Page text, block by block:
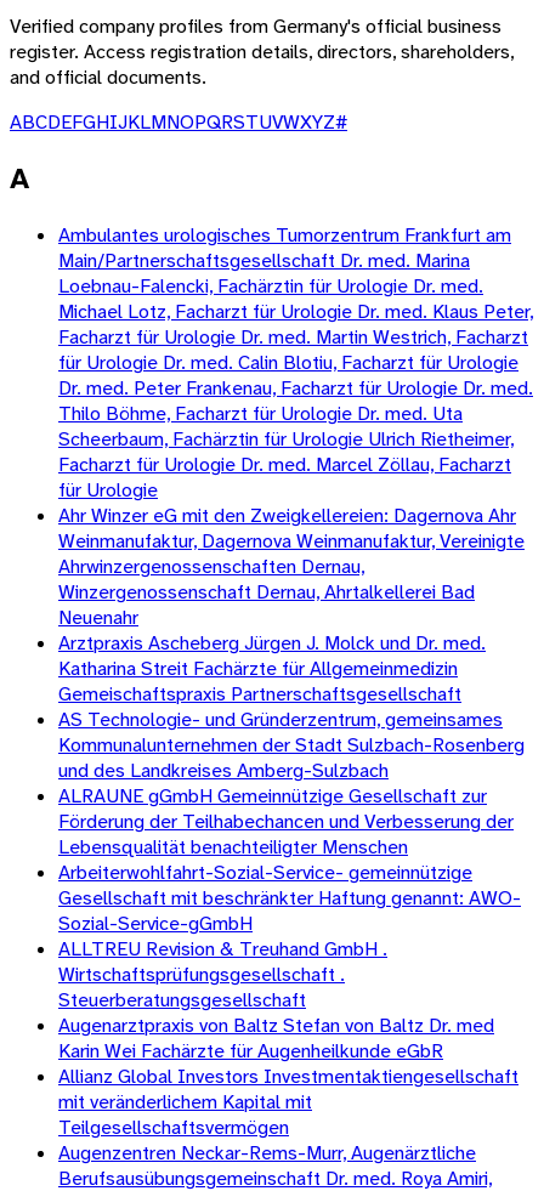
Verified company profiles fromGermany's official business
register. Access registration details, directors, shareholders,
and official documents.
ABCDEFGHIJKLMNOPQRSTUVWXYZ#
A
Ambulantes urologisches Tumorzentrum Frankfurt am
Main/Partnerschaftsgesellschaft Dr. med. Marina
Loebnau-Falencki, Fachärztin für Urologie Dr. med.
Michael Lotz, Facharzt für Urologie Dr. med. Klaus Peter,
Facharzt für Urologie Dr. med. Martin Westrich, Facharzt
für Urologie Dr. med. Calin Blotiu, Facharzt für Urologie
Dr. med. Peter Frankenau, Facharzt für Urologie Dr. med.
Thilo Böhme, Facharzt für Urologie Dr. med. Uta
Scheerbaum, Fachärztin für Urologie Ulrich Rietheimer,
Facharzt für Urologie Dr. med. Marcel Zöllau, Facharzt
für Urologie
Ahr Winzer eG mit den Zweigkellereien: Dagernova Ahr
Weinmanufaktur, Dagernova Weinmanufaktur, Vereinigte
Ahrwinzergenossenschaften Dernau,
Winzergenossenschaft Dernau, Ahrtalkellerei Bad
Neuenahr
Arztpraxis Ascheberg Jürgen J. Molck und Dr. med.
Katharina Streit Fachärzte für Allgemeinmedizin
Gemeischaftspraxis Partnerschaftsgesellschaft
AS Technologie- und Gründerzentrum, gemeinsames
Kommunalunternehmen der Stadt Sulzbach-Rosenberg
und des Landkreises Amberg-Sulzbach
ALRAUNE gGmbH Gemeinnützige Gesellschaft zur
Förderung der Teilhabechancen und Verbesserung der
Lebensqualität benachteiligter Menschen
Arbeiterwohlfahrt-Sozial-Service- gemeinnützige
Gesellschaft mit beschränkter Haftung genannt: AWO-
Sozial-Service-gGmbH
ALLTREU Revision & Treuhand GmbH .
Wirtschaftsprüfungsgesellschaft .
Steuerberatungsgesellschaft
Augenarztpraxis von Baltz Stefan von Baltz Dr. med
Karin Wei Fachärzte für Augenheilkunde eGbR
Allianz Global Investors Investmentaktiengesellschaft
mit veränderlichem Kapital mit
Teilgesellschaftsvermögen
Augenzentren Neckar-Rems-Murr, Augenärztliche
Berufsausübungsgemeinschaft Dr. med. Roya Amiri,